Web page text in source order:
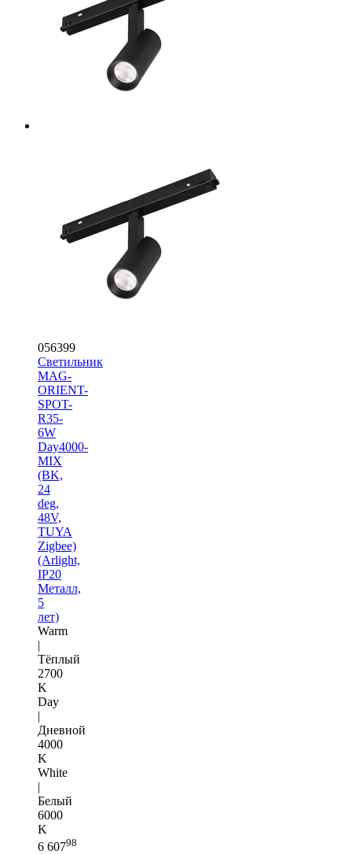
056399
Светильник
MAG-
ORIENT-
SPOT-
R35-
6W
Day4000-
MIX
(BK,
24
deg,
48V,
TUYA
Zigbee)
(Arlight,
IP20
Металл,
5
лет)
Warm
|
Тёплый
2700
K
Day
|
Дневной
4000
K
White
|
Белый
6000
K
6 60798